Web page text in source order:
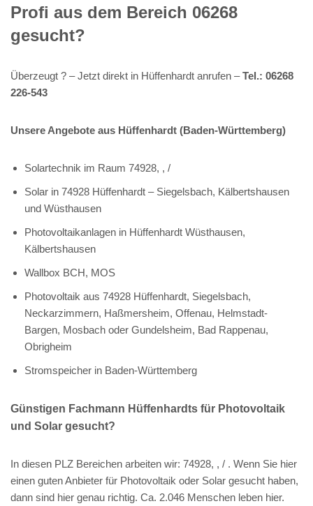
Profi aus dem Bereich 06268
gesucht?
Überzeugt ? – Jetzt direkt in Hüffenhardt anrufen –Tel.: 06268
226-543
Unsere Angebote aus Hüffenhardt (Baden-Württemberg)
Solartechnik im Raum 74928, , /
Solar in 74928 Hüffenhardt – Siegelsbach, Kälbertshausen
und Wüsthausen
Photovoltaikanlagen in Hüffenhardt Wüsthausen,
Kälbertshausen
Wallbox BCH, MOS
Photovoltaik aus 74928 Hüffenhardt, Siegelsbach,
Neckarzimmern, Haßmersheim, Offenau, Helmstadt-
Bargen, Mosbach oder Gundelsheim, Bad Rappenau,
Obrigheim
Stromspeicher in Baden-Württemberg
Günstigen Fachmann Hüffenhardts für Photovoltaik
und Solar gesucht?
In diesen PLZ Bereichen arbeiten wir: 74928, , / . Wenn Sie hier
einen guten Anbieter für Photovoltaik oder Solar gesucht haben,
dann sind hier genau richtig. Ca. 2.046 Menschen leben hier.